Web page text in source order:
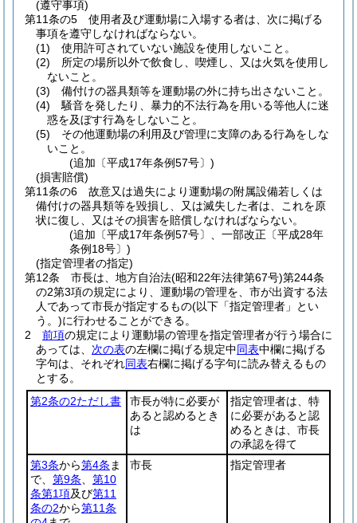
(遵守事項)
第11条の5
使用者及び運動場に入場する者は、次に掲げる
事項を遵守しなければならない。
(1)
使用許可されていない施設を使用しないこと。
(2)
所定の場所以外で飲食し、喫煙し、又は火気を使用し
ないこと。
(3)
備付けの器具類等を運動場の外に持ち出さないこと。
(4)
騒音を発したり、暴力的不法行為を用いる等他人に迷
惑を及ぼす行為をしないこと。
(5)
その他運動場の利用及び管理に支障のある行為をしな
いこと。
(追加〔平成17年条例57号〕)
(損害賠償)
第11条の6
故意又は過失により運動場の附属設備若しくは
備付けの器具類等を毀損し、又は滅失した者は、これを原
状に復し、又はその損害を賠償しなければならない。
(追加〔平成17年条例57号〕、一部改正〔平成28年
条例18号〕)
(指定管理者の指定)
第12条
市長は、地方自治法(昭和22年法律第67号)第244条
の2第3項の規定により、運動場の管理を、市が出資する法
人であって市長が指定するもの(以下「指定管理者」とい
う。)に行わせることができる。
2
前項の規定により運動場の管理を指定管理者が行う場合に
あっては、 次の表の左欄に掲げる規定中同表中欄に掲げる
字句は、それぞれ同表右欄に掲げる字句に読み替えるもの
とする。
第2条の2ただし書
市長が特に必要が
あると認めるとき
は
指定管理者は、特
に必要があると認
めるときは、市長
の承認を得て
第3条から第4条 ま
で、 第9条
第10
条第1項及び第11
条の2から第11条
市長 指定管理者